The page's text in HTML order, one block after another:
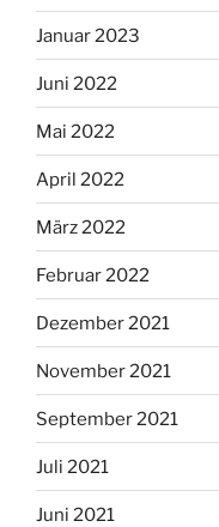
Januar 2023
Juni 2022
Mai 2022
April 2022
März 2022
Februar 2022
Dezember 2021
November 2021
September 2021
Juli 2021
Juni 2021